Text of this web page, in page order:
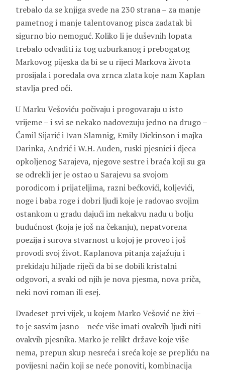
trebalo da se knjiga svede na 230 strana – za manje
pametnog i manje talentovanog pisca zadatak bi
sigurno bio nemoguć. Koliko li je duševnih lopata
trebalo odvaditi iz tog uzburkanog i prebogatog
Markovog pijeska da bi se u rijeci Markova života
prosijala i poredala ova zrnca zlata koje nam Kaplan
stavlja pred oči.
U Marku Vešoviću počivaju i progovaraju u isto
vrijeme – i svi se nekako nadovezuju jedno na drugo –
Ćamil Sijarić i Ivan Slamnig, Emily Dickinson i majka
Darinka, Andrić i W.H. Auden, ruski pjesnici i djeca
opkoljenog Sarajeva, njegove sestre i braća koji su ga
se odrekli jer je ostao u Sarajevu sa svojom
porodicom i prijateljima, razni bećkovići, koljevići,
noge i baba roge i dobri ljudi koje je radovao svojim
ostankom u gradu dajući im nekakvu nadu u bolju
budućnost (koja je još na čekanju), nepatvorena
poezija i surova stvarnost u kojoj je proveo i još
provodi svoj život. Kaplanova pitanja zajažuju i
prekidaju hiljade riječi da bi se dobili kristalni
odgovori, a svaki od njih je nova pjesma, nova priča,
neki novi roman ili esej.
Dvadeset prvi vijek, u kojem Marko Vešović ne živi –
to je sasvim jasno – neće više imati ovakvih ljudi niti
ovakvih pjesnika. Marko je relikt države koje više
nema, prepun skup nesreća i sreća koje se prepliću na
povijesni način koji se neće ponoviti, kombinacija